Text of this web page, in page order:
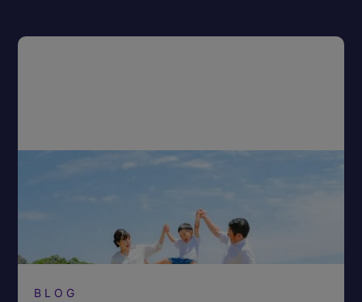
BLOG